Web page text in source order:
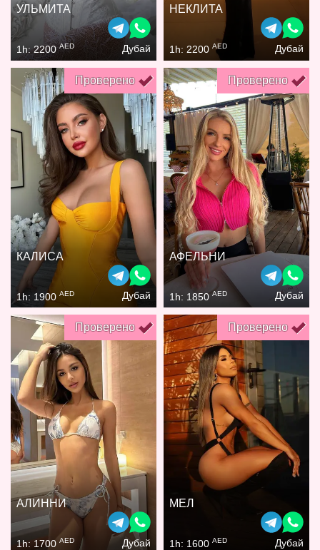
УЛЬМИТА
1h: 2200AED Дубай
НЕКЛИТА
1h: 2200 AED Дубай
Проверено
КАЛИСА
1h: 1900 AED Дубай
Проверено
АФЕЛЬНИ
1h: 1850 AED Дубай
Проверено
АЛИННИ
1h: 1700 AED Дубай
Проверено
МЕЛ
1h: 1600 AED Дубай